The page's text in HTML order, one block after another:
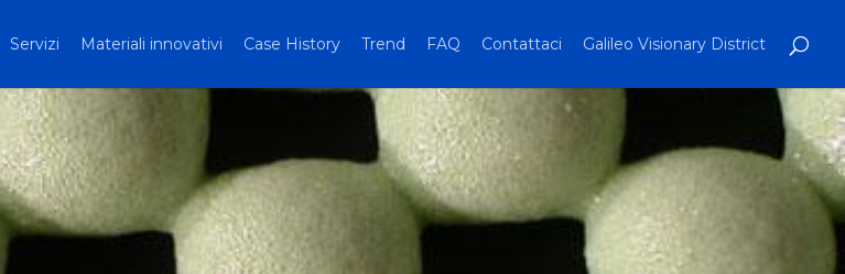
Servizi Materiali innovativi Case History Trend FAQ Contattaci Galileo Visionary District